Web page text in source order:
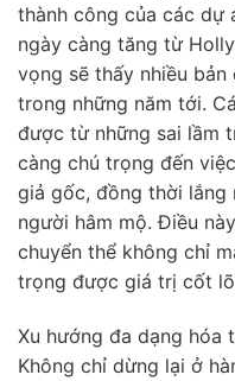
thành công của các dự
ngày càng tăng từ
vọng sẽ thấy nhiều
trong những năm tới.
được từ những sai lầm
càng chú trọng đến
giả gốc, đồng thời lắng
người hâm mộ. Điều
chuyển thể không chỉ
trọng được giá trị cốt
Xu hướng đa dạng hóa
Không chỉ dừng lại ở